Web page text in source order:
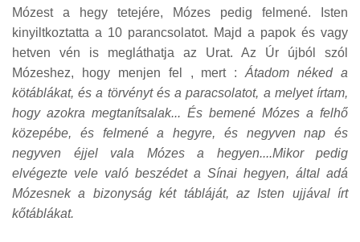
Mózest a hegy tetejére, Mózes pedig felmené. Isten
kinyiltkoztatta a 10 parancsolatot. Majd a papok és vagy
hetven vén is megláthatja az Urat. Az Úr újból szól
Mózeshez, hogy menjen fel , mert :Átadom néked a
kötáblákat, és a törvényt és a paracsolatot, a melyet írtam,
hogy azokra megtanítsalak... És bemené Mózes a felhő
közepébe, és felmené a hegyre, és negyven nap és
negyven éjjel vala Mózes a hegyen....Mikor pedig
elvégezte vele való beszédet a Sínai hegyen, által adá
Mózesnek a bizonyság két tábláját, az Isten ujjával írt
kőtáblákat.